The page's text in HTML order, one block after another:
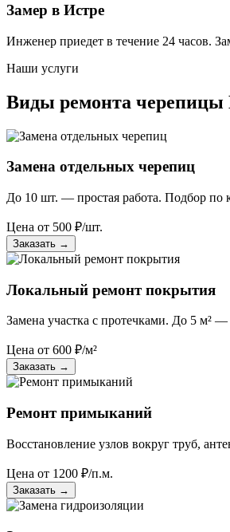
Замер в Истре
Инженер приедет в течение 24 часов.
Наши услуги
Виды ремонта черепицы
Замена отдельных черепиц
До 10 шт. — простая работа. Подбор по
Цена от 500 ₽/шт.
Заказать →
Локальный ремонт покрытия
Замена участка с протечками. До 5 м² —
Цена от 600 ₽/м²
Заказать →
Ремонт примыканий
Восстановление узлов вокруг труб,
Цена от 1200 ₽/п.м.
Заказать →